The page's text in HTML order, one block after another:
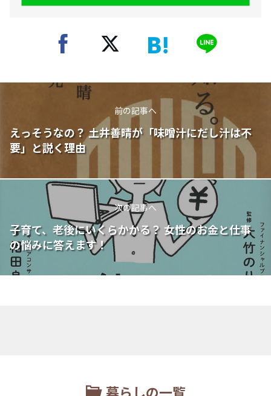
前の記事へ
えっそうなの？ 土井善晴が「味噌汁にだし汁は不
要」と説く理由
次の記事へ
子育て、老後にいくらかかる？ 女性のお金と仕事
の悩みに答えます！
暮らしの一覧